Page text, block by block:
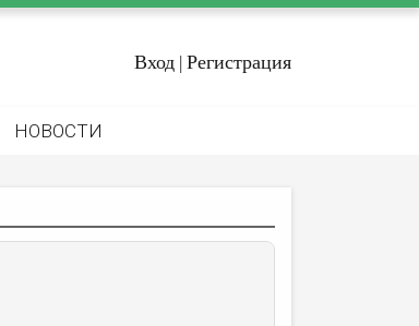
Вход | Регистрация
НОВОСТИ